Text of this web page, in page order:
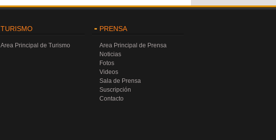
TURISMO
Area Principal de Turismo
PRENSA
Area Principal de Prensa
Noticias
Fotos
Videos
Sala de Prensa
Suscripción
Contacto